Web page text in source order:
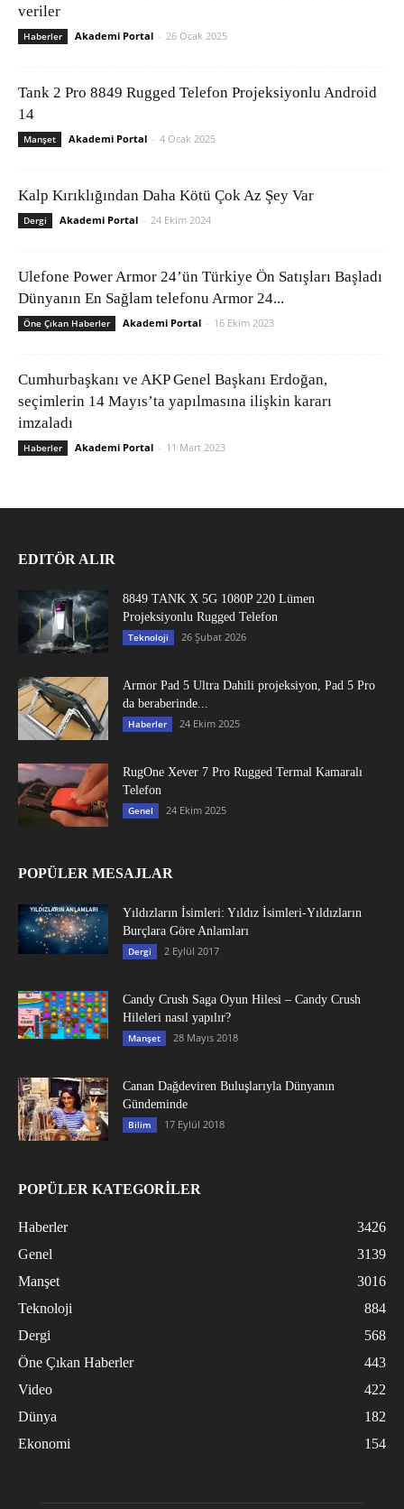
veriler
Haberler Akademi Portal - 26 Ocak 2025
Tank 2 Pro 8849 Rugged Telefon Projeksiyonlu Android
14
Manşet Akademi Portal - 4 Ocak 2025
Kalp Kırıklığından Daha Kötü Çok Az Şey Var
Dergi Akademi Portal - 24 Ekim 2024
Ulefone Power Armor 24’ün Türkiye Ön Satışları Başladı
Dünyanın En Sağlam telefonu Armor 24...
Öne Çıkan Haberler Akademi Portal - 16 Ekim 2023
Cumhurbaşkanı ve AKP Genel Başkanı Erdoğan,
seçimlerin 14 Mayıs’ta yapılmasına ilişkin kararı
imzaladı
Haberler Akademi Portal - 11 Mart 2023
EDITÖR ALIR
8849 TANK X 5G 1080P 220 Lümen
Projeksiyonlu Rugged Telefon
Teknoloji 26 Şubat 2026
Armor Pad 5 Ultra Dahili projeksiyon, Pad 5 Pro
da beraberinde...
Haberler 24 Ekim 2025
RugOne Xever 7 Pro Rugged Termal Kamaralı
Telefon
Genel 24 Ekim 2025
POPÜLER MESAJLAR
Yıldızların İsimleri: Yıldız İsimleri-Yıldızların
Burçlara Göre Anlamları
Dergi 2 Eylül 2017
Candy Crush Saga Oyun Hilesi – Candy Crush
Hileleri nasıl yapılır?
Manşet 28 Mayıs 2018
Canan Dağdeviren Buluşlarıyla Dünyanın
Gündeminde
Bilim 17 Eylül 2018
POPÜLER KATEGORİLER
Haberler
3426
Genel
3139
Manşet
3016
Teknoloji
884
Dergi
568
Öne Çıkan Haberler
443
Video
422
Dünya
182
Ekonomi
154